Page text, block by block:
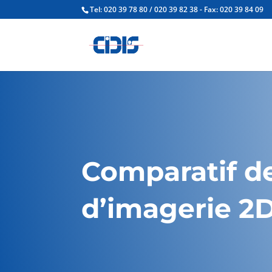
Tel: 020 39 78 80 / 020 39 82 38 - Fax: 020 39 84 09
Comparatif
d’imagerie